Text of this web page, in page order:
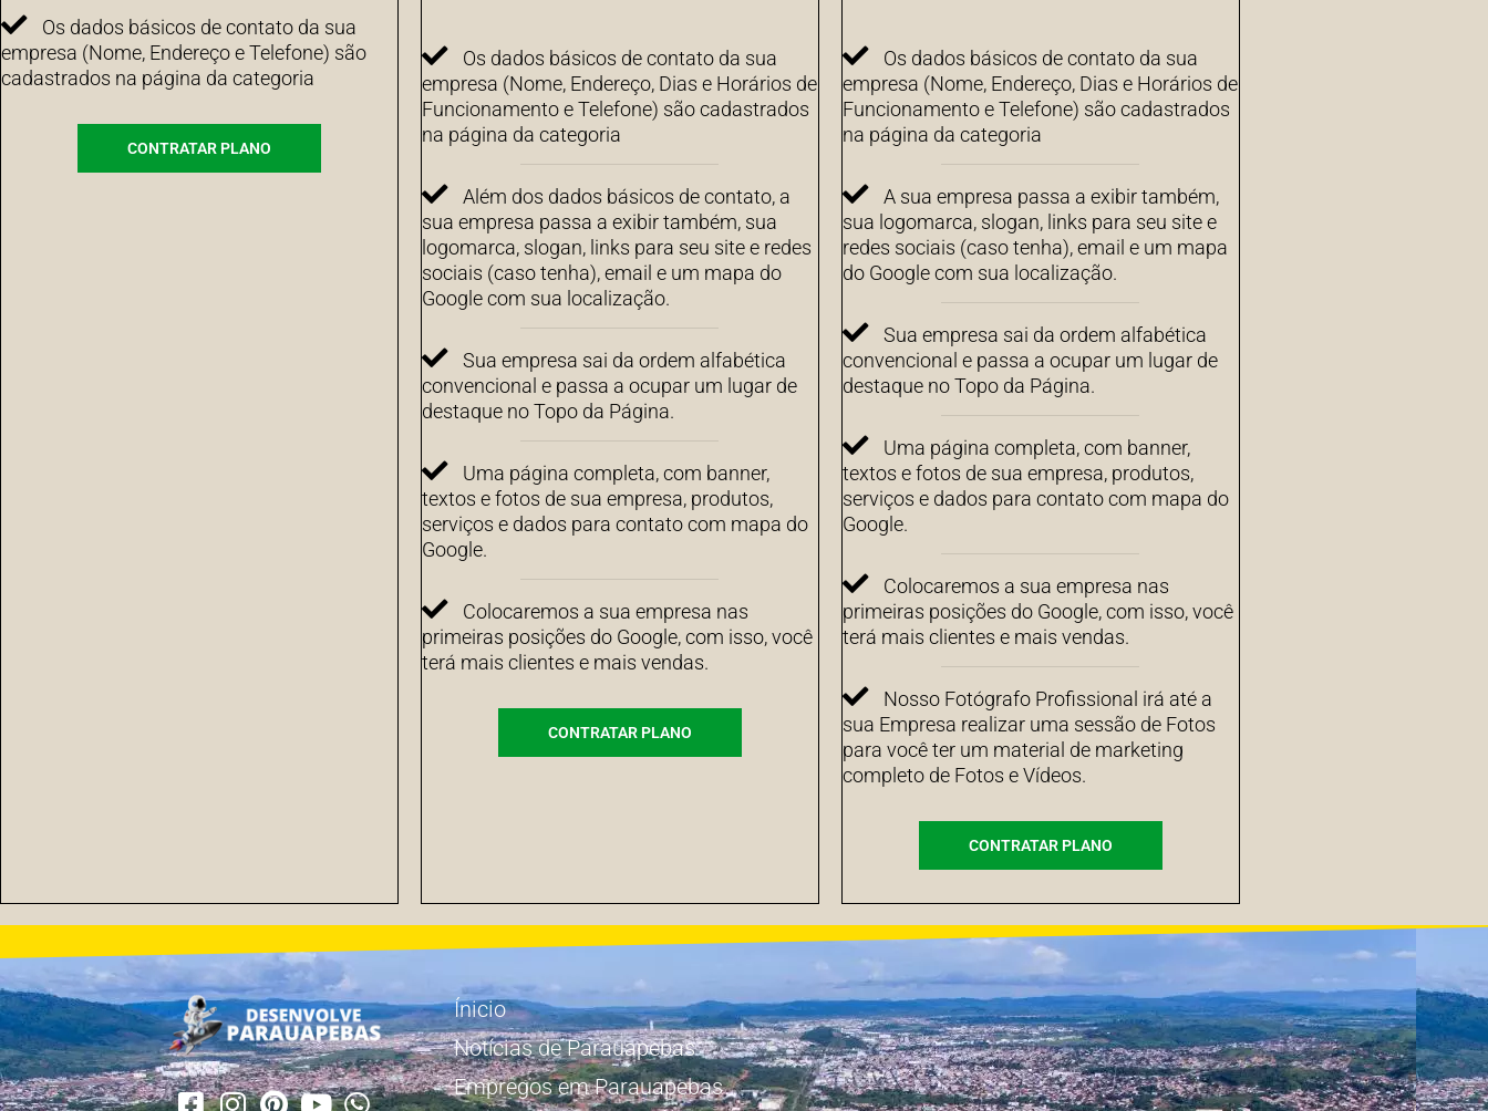
Os dados básicos de contato da sua
empresa (Nome, Endereço e Telefone) são
cadastrados na página da categoria
CONTRATAR PLANO
Os dados básicos de contato da sua
empresa (Nome, Endereço, Dias e Horários de
Funcionamento e Telefone) são cadastrados
na página da categoria
Além dos dados básicos de contato, a
sua empresa passa a exibir também, sua
logomarca, slogan, links para seu site e redes
sociais (caso tenha), email e um mapa do
Google com sua localização.
Sua empresa sai da ordem alfabética
convencional e passa a ocupar um lugar de
destaque no Topo da Página.
Uma página completa, com banner,
textos e fotos de sua empresa, produtos,
serviços e dados para contato com mapa do
Google.
Colocaremos a sua empresa nas
primeiras posições do Google, com isso, você
terá mais clientes e mais vendas.
CONTRATAR PLANO
Os dados básicos de contato da sua
empresa (Nome, Endereço, Dias e Horários de
Funcionamento e Telefone) são cadastrados
na página da categoria
A sua empresa passa a exibir também,
sua logomarca, slogan, links para seu site e
redes sociais (caso tenha), email e um mapa
do Google com sua localização.
Sua empresa sai da ordem alfabética
convencional e passa a ocupar um lugar de
destaque no Topo da Página.
Uma página completa, com banner,
textos e fotos de sua empresa, produtos,
serviços e dados para contato com mapa do
Google.
Colocaremos a sua empresa nas
primeiras posições do Google, com isso, você
terá mais clientes e mais vendas.
Nosso Fotógrafo Profissional irá até a
sua Empresa realizar uma sessão de Fotos
para você ter um material de marketing
completo de Fotos e Vídeos.
CONTRATAR PLANO
Ínicio
Notícias de Parauapebas
Empregos em Parauapebas